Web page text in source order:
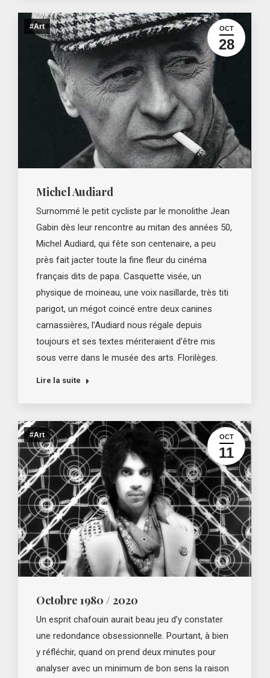
OCT
28
#Art
Michel Audiard
Surnommé le petit cycliste par le monolithe Jean
Gabin dès leur rencontre au mitan des années 50,
Michel Audiard, qui fête son centenaire, a peu
près fait jacter toute la fine fleur du cinéma
français dits de papa. Casquette visée, un
physique de moineau, une voix nasillarde, très titi
parigot, un mégot coincé entre deux canines
carnassières, l’Audiard nous régale depuis
toujours et ses textes mériteraient d’être mis
sous verre dans le musée des arts. Florilèges.
Lire la suite
OCT
11
#Art
Octobre 1980 / 2020
Un esprit chafouin aurait beau jeu d’y constater
une redondance obsessionnelle. Pourtant, à bien
y réfléchir, quand on prend deux minutes pour
analyser avec un minimum de bon sens la raison